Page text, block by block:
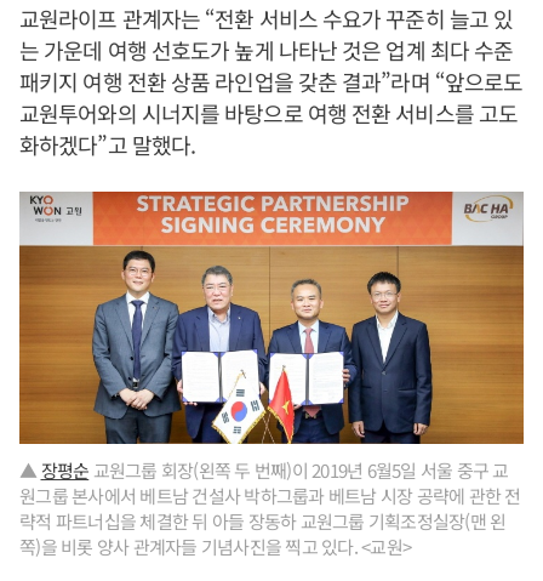
교원라이프 관계자는 “전환 서비스 수요가 꾸준히 늘고 있
는 가운데 여행 선호도가 높게 나타난 것은 업계 최다 수준
패키지 여행 전환 상품 라인업을 갖춘 결과”라며 “앞으로도
교원투어와의 시너지를 바탕으로 여행 전환 서비스를 고도
화하겠다”고 말했다.
▲ 장평순 교원그룹 회장(왼쪽 두 번째)이 2019년 6월5일 서울 중구 교
원그룹 본사에서 베트남 건설사 박하그룹과 베트남 시장 공략에 관한 전
략적 파트너십을 체결한 뒤 아들 장동하 교원그룹 기획조정실장(맨 왼
쪽)을 비롯 양사 관계자들 기념사진을 찍고 있다. <교원>